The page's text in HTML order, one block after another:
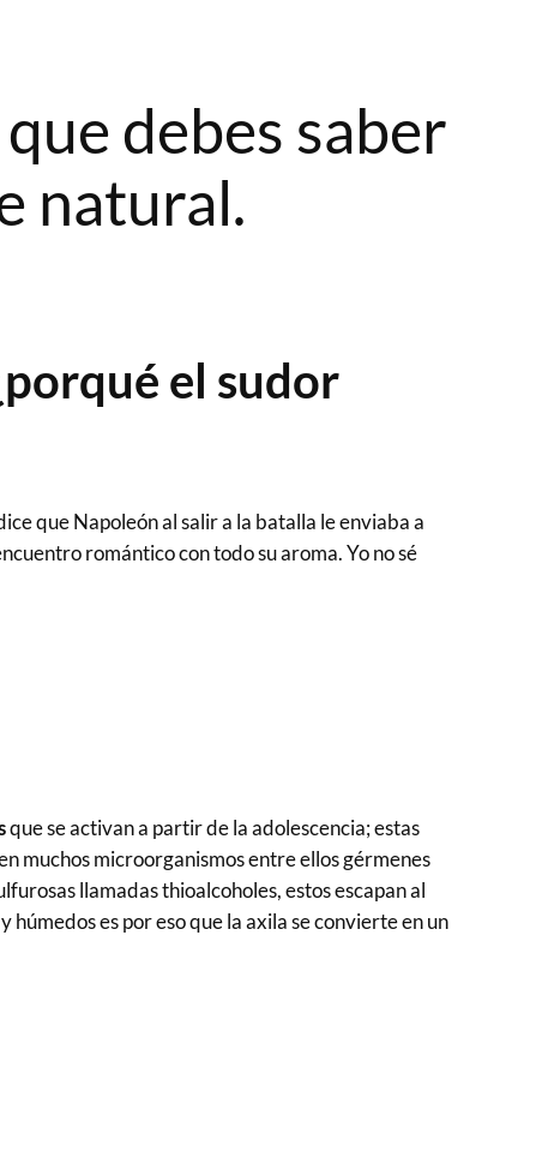
debes saber
natural.
el sudor
que Napoleón al salir a la batalla le enviaba a
romántico con todo su aroma. Yo no sé
que se activan a partir de la adolescencia; estas
muchos microorganismos entre ellos gérmenes
llamadas thioalcoholes, estos escapan al
es por eso que la axila se convierte en un